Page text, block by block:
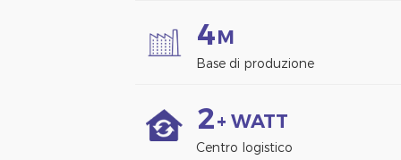
4M
Base di produzione
2+ WATT
Centro logistico